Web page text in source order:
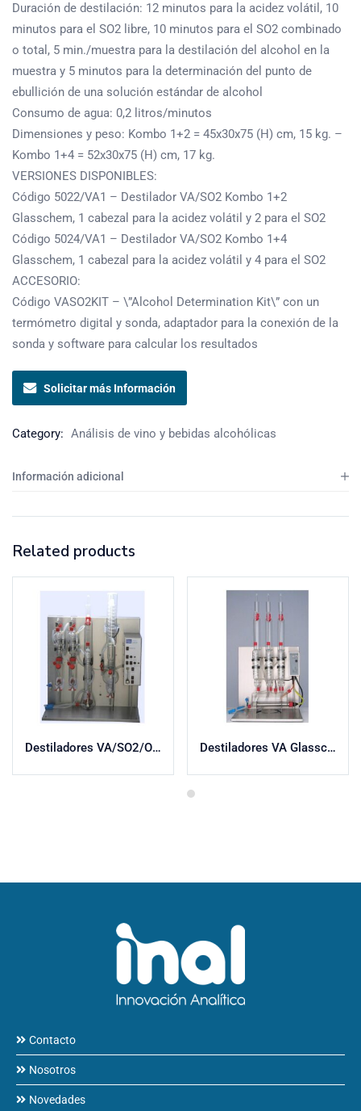
Duración de destilación: 12 minutos para la acidez volátil, 10
minutos para el SO2 libre, 10 minutos para el SO2 combinado
o total, 5 min./muestra para la destilación del alcohol en la
muestra y 5 minutos para la determinación del punto de
ebullición de una solución estándar de alcohol
Consumo de agua: 0,2 litros/minutos
Dimensiones y peso: Kombo 1+2 = 45x30x75 (H) cm, 15 kg. –
Kombo 1+4 = 52x30x75 (H) cm, 17 kg.
VERSIONES DISPONIBLES:
Código 5022/VA1 – Destilador VA/SO2 Kombo 1+2
Glasschem, 1 cabezal para la acidez volátil y 2 para el SO2
Código 5024/VA1 – Destilador VA/SO2 Kombo 1+4
Glasschem, 1 cabezal para la acidez volátil y 4 para el SO2
ACCESORIO:
Código VASO2KIT – \”Alcohol Determination Kit\” con un
termómetro digital y sonda, adaptador para la conexión de la
sonda y software para calcular los resultados
Solicitar más Información
Category: Análisis de vino y bebidas alcohólicas
Información adicional
Related products
Destiladores VA/SO2/OH Kombo Glasschem – Determinación de acidez volátil, SO2 y grado alcohólico Destiladores VA Glasschem – Determinación de acidez volátil
Contacto
Nosotros
Novedades